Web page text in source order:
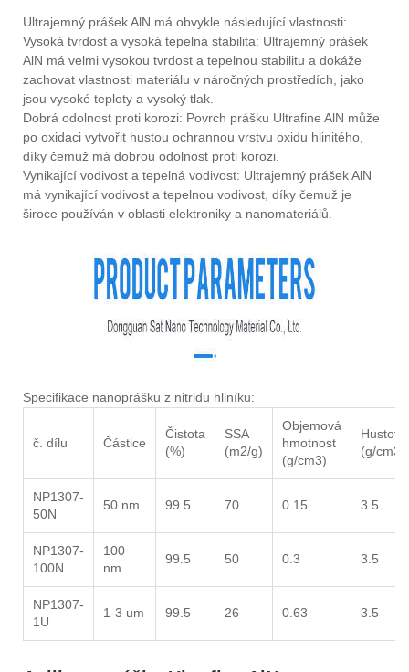
Ultrajemný prášek AlN má obvykle následující vlastnosti:
Vysoká tvrdost a vysoká tepelná stabilita: Ultrajemný prášek
AlN má velmi vysokou tvrdost a tepelnou stabilitu a dokáže
zachovat vlastnosti materiálu v náročných prostředích, jako
jsou vysoké teploty a vysoký tlak.
Dobrá odolnost proti korozi: Povrch prášku Ultrafine AlN může
po oxidaci vytvořit hustou ochrannou vrstvu oxidu hlinitého,
díky čemuž má dobrou odolnost proti korozi.
Vynikající vodivost a tepelná vodivost: Ultrajemný prášek AlN
má vynikající vodivost a tepelnou vodivost, díky čemuž je
široce používán v oblasti elektroniky a nanomateriálů.
Specifikace nanoprášku z nitridu hliníku:
č. dílu Částice
Čistota
(%)
SSA
(m2/g)
Objemová
hmotnost
(g/cm3)
Hustota
(g/cm3)
NP1307-
50N
50 nm 99.5 70 0.15 3.5
NP1307-
100N
100
nm
99.5 50 0.3 3.5
NP1307-
1U
1-3 um 99.5 26 0.63 3.5